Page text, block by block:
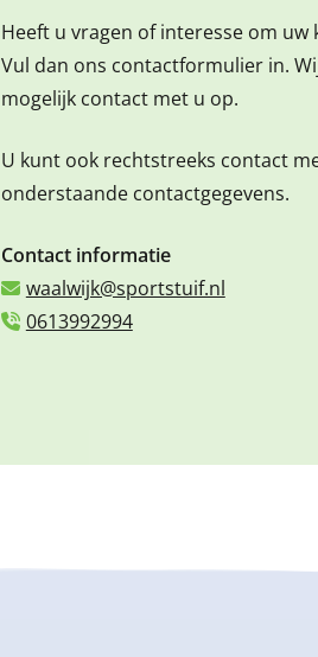
Heeft u vragen of interesse om uw
Vul dan ons contactformulier in.
mogelijk contact met u op.
U kunt ook rechtstreeks contact
onderstaande contactgegevens.
Contact informatie
waalwijk@sportstuif.nl
0613992994